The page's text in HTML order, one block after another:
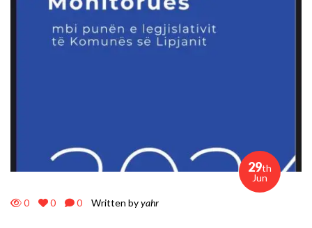
29th
Jun
0 0 0 Written byyahr